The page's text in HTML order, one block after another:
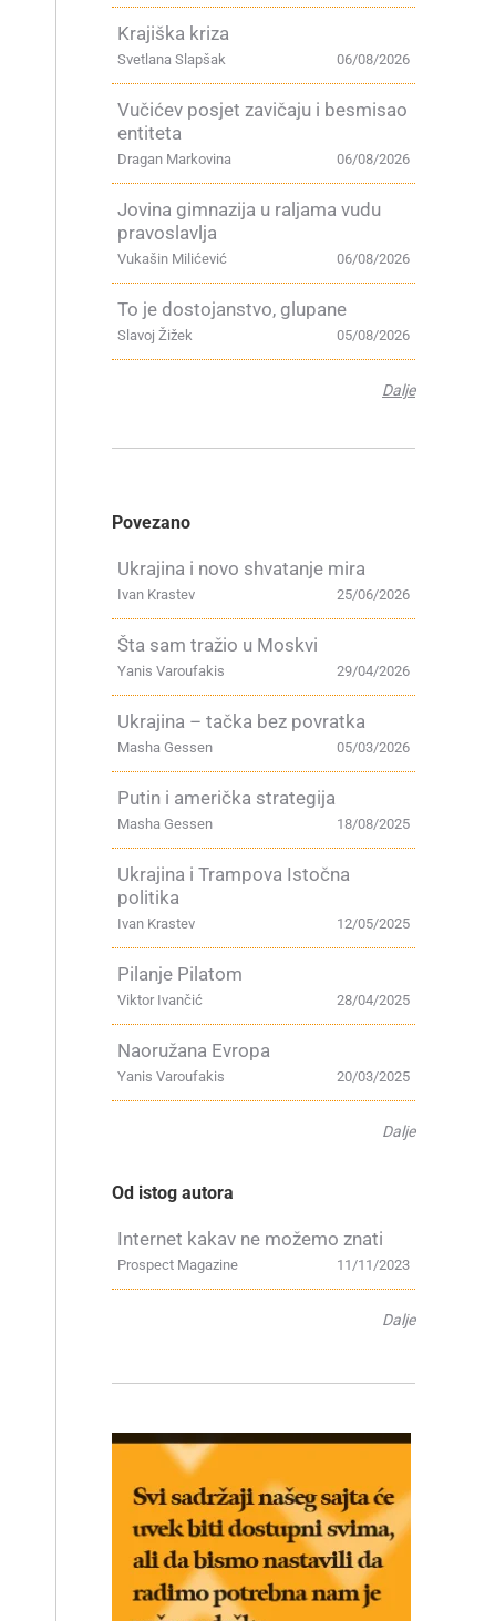
Krajiška kriza
06/08/2026
Svetlana Slapšak
Vučićev posjet zavičaju i besmisao
entiteta
06/08/2026
Dragan Markovina
Jovina gimnazija u raljama vudu
pravoslavlja
06/08/2026
Vukašin Milićević
To je dostojanstvo, glupane
05/08/2026
Slavoj Žižek
Dalje
Povezano
Ukrajina i novo shvatanje mira
25/06/2026
Ivan Krastev
Šta sam tražio u Moskvi
29/04/2026
Yanis Varoufakis
Ukrajina – tačka bez povratka
05/03/2026
Masha Gessen
Putin i američka strategija
18/08/2025
Masha Gessen
Ukrajina i Trampova Istočna
politika
12/05/2025
Ivan Krastev
Pilanje Pilatom
28/04/2025
Viktor Ivančić
Naoružana Evropa
20/03/2025
Yanis Varoufakis
Dalje
Od istog autora
Internet kakav ne možemo znati
11/11/2023
Prospect Magazine
Dalje